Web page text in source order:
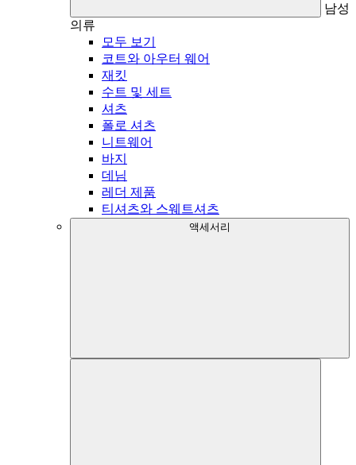
남성
의류
모두 보기
코트와 아우터 웨어
재킷
수트 및 세트
셔츠
폴로 셔츠
니트웨어
바지
데님
레더 제품
티셔츠와 스웨트셔츠
액세서리